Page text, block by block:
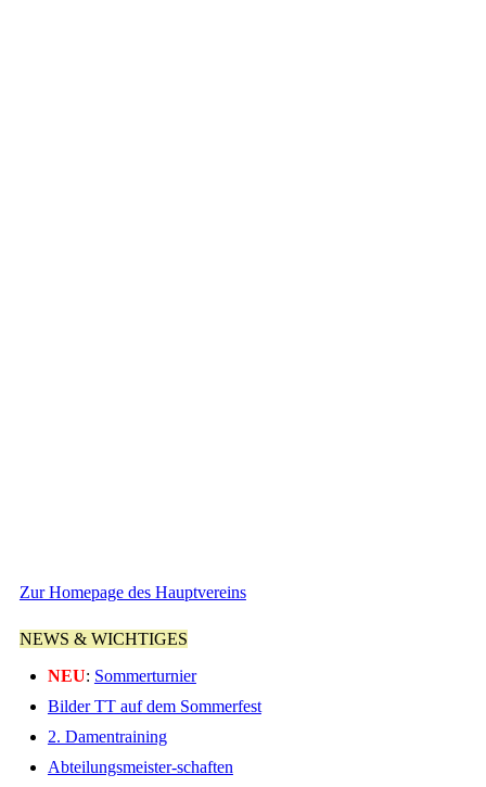
Zur Homepage des Hauptvereins
NEWS & WICHTIGES
NEU: Sommerturnier
Bilder TT auf dem Sommerfest
2. Damentraining
Abteilungsmeister-schaften